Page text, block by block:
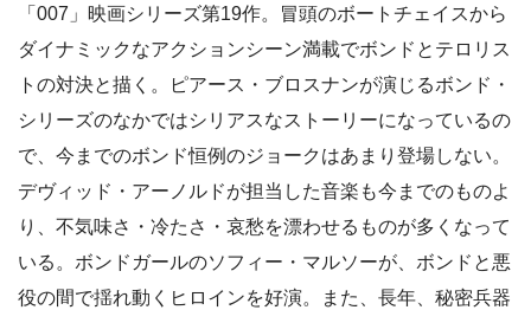
「007」映画シリーズ第19作。冒頭のボートチェイスから
ダイナミックなアクションシーン満載でボンドとテロリス
トの対決と描く。ピアース・ブロスナンが演じるボンド・
シリーズのなかではシリアスなストーリーになっているの
で、今までのボンド恒例のジョークはあまり登場しない。
デヴィッド・アーノルドが担当した音楽も今までのものよ
り、不気味さ・冷たさ・哀愁を漂わせるものが多くなって
いる。ボンドガールのソフィー・マルソーが、ボンドと悪
役の間で揺れ動くヒロインを好演。また、長年、秘密兵器